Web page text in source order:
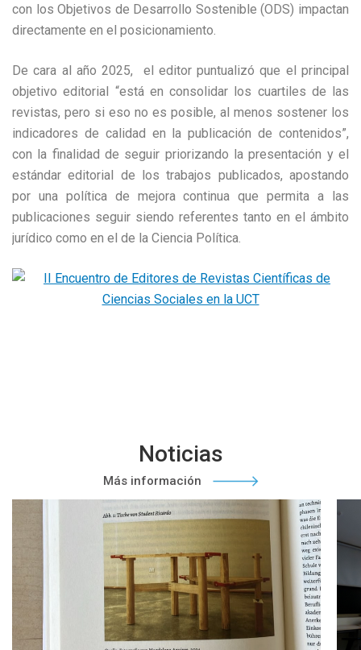
con los Objetivos de Desarrollo Sostenible (ODS) impactan
directamente en el posicionamiento.
De cara al año 2025, el editor puntualizó que el principal
objetivo editorial “está en consolidar los cuartiles de las
revistas, pero si eso no es posible, al menos sostener los
indicadores de calidad en la publicación de contenidos”,
con la finalidad de seguir priorizando la presentación y el
estándar editorial de los trabajos publicados, apostando
por una política de mejora continua que permita a las
publicaciones seguir siendo referentes tanto en el ámbito
jurídico como en el de la Ciencia Política.
Noticias
Más información